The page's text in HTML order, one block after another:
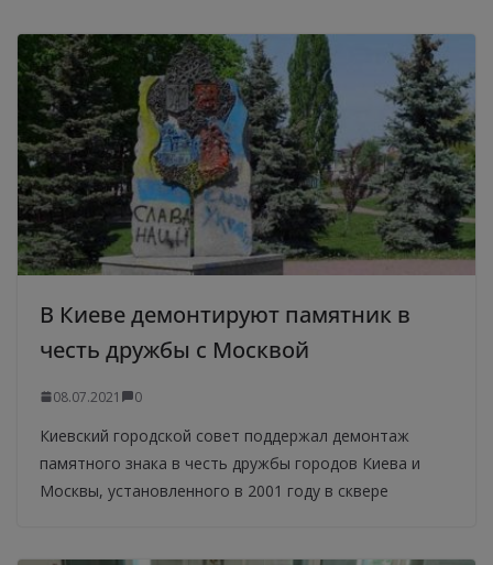
В Киеве демонтируют памятник в
честь дружбы с Москвой
08.07.2021 0
Киевский городской совет поддержал демонтаж
памятного знака в честь дружбы городов Киева и
Москвы, установленного в 2001 году в сквере